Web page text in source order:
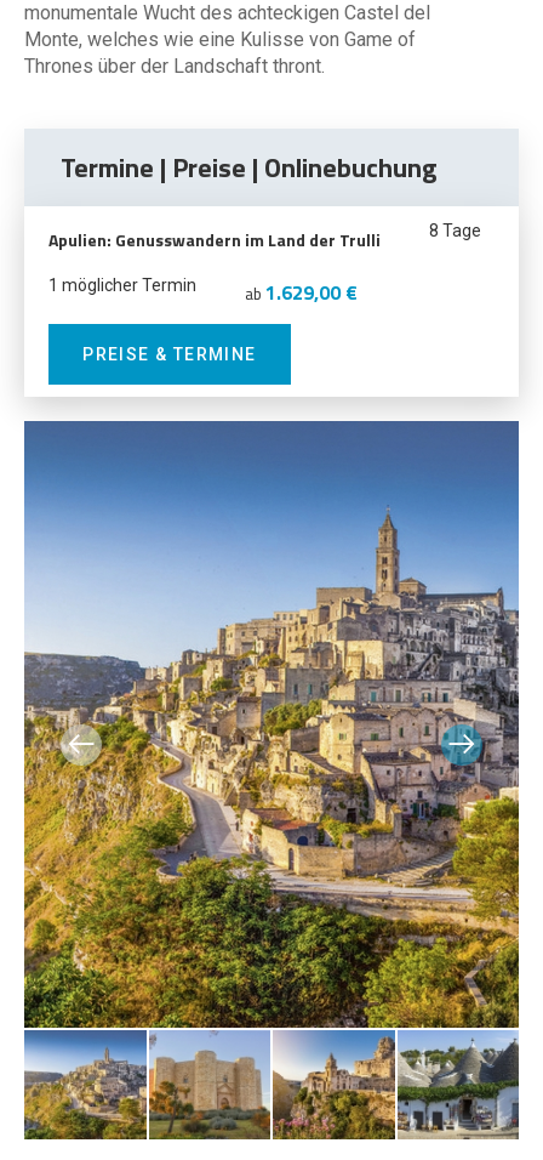
monumentale Wucht des achteckigen Castel del
Monte, welches wie eine Kulisse von Game of
Thrones über der Landschaft thront.
Termine | Preise | Onlinebuchung
Apulien: Genusswandern im Land der Trulli 8 Tage
1 möglicher Termin ab 1.629,00 €
PREISE & TERMINE